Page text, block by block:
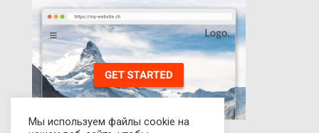
Мы используем файлы cookie на